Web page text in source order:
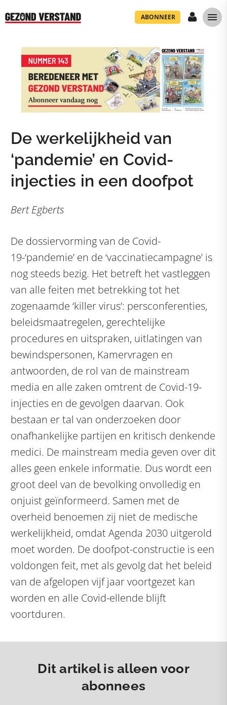
ABONNEER
De werkelijkheid van
‘pandemie’ en Covid-
injecties in een doofpot
Bert Egberts
De dossiervorming van de Covid-
19-‘pandemie’ en de ‘vaccinatiecampagne’ is
nog steeds bezig. Het betreft het vastleggen
van alle feiten met betrekking tot het
zogenaamde ‘killer virus’: persconferenties,
beleidsmaatregelen, gerechtelijke
procedures en uitspraken, uitlatingen van
bewindspersonen, Kamervragen en
antwoorden, de rol van de mainstream
media en alle zaken omtrent de Covid-19-
injecties en de gevolgen daarvan. Ook
bestaan er tal van onderzoeken door
onafhankelijke partijen en kritisch denkende
medici. De mainstream media geven over dit
alles geen enkele informatie. Dus wordt een
groot deel van de bevolking onvolledig en
onjuist geïnformeerd. Samen met de
overheid benoemen zij niet de medische
werkelijkheid, omdat Agenda 2030 uitgerold
moet worden. De doofpot-constructie is een
voldongen feit, met als gevolg dat het beleid
van de afgelopen vijf jaar voortgezet kan
worden en alle Covid-ellende blijft
voortduren.
Dit artikel is alleen voor
abonnees